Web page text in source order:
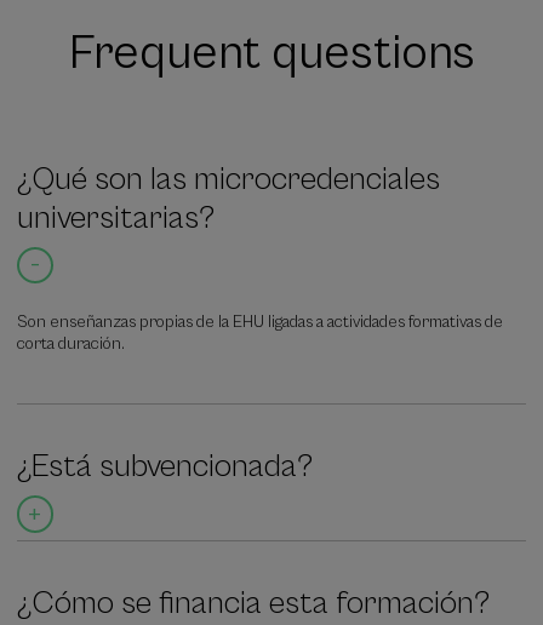
Frequent questions
¿Qué son las microcredenciales
universitarias?
Son enseñanzas propias de la EHU ligadas a actividades formativas de
corta duración.
¿Está subvencionada?
¿Cómo se financia esta formación?